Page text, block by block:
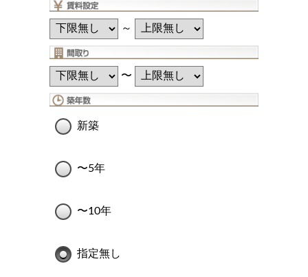
～
〜
新築
〜5年
〜10年
指定無し